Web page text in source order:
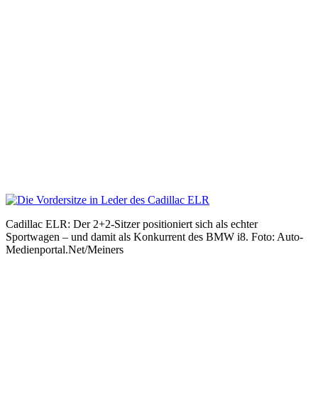
Cadillac ELR: Der 2+2-Sitzer positioniert sich als echter
Sportwagen – und damit als Konkurrent des BMW i8. Foto: Auto-
Medienportal.Net/Meiners